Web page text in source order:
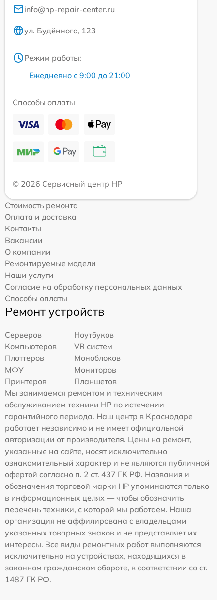
info@hp-repair-center.ru
ул. Будённого, 123
Режим работы:
Ежедневно с 9:00 до 21:00
Способы оплаты
© 2026 Сервисный центр HP
Стоимость ремонта
Оплата и доставка
Контакты
Вакансии
О компании
Ремонтируемые модели
Наши услуги
Согласие на обработку персональных данных
Способы оплаты
Ремонт устройств
Серверов
Ноутбуков
Компьютеров
VR систем
Плоттеров
Моноблоков
МФУ
Мониторов
Принтеров
Планшетов
Мы занимаемся ремонтом и техническим
обслуживанием техники HP по истечении
гарантийного периода. Наш центр в Краснодаре
работает независимо и не имеет официальной
авторизации от производителя. Цены на ремонт,
указанные на сайте, носят исключительно
ознакомительный характер и не являются публичной
офертой согласно п. 2 ст. 437 ГК РФ. Названия и
обозначения торговой марки HP упоминаются только
в информационных целях — чтобы обозначить
перечень техники, с которой мы работаем. Наша
организация не аффилирована с владельцами
указанных товарных знаков и не представляет их
интересы. Все виды ремонтных работ выполняются
исключительно на устройствах, находящихся в
законном гражданском обороте, в соответствии со ст.
1487 ГК РФ.